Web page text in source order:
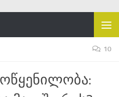
10